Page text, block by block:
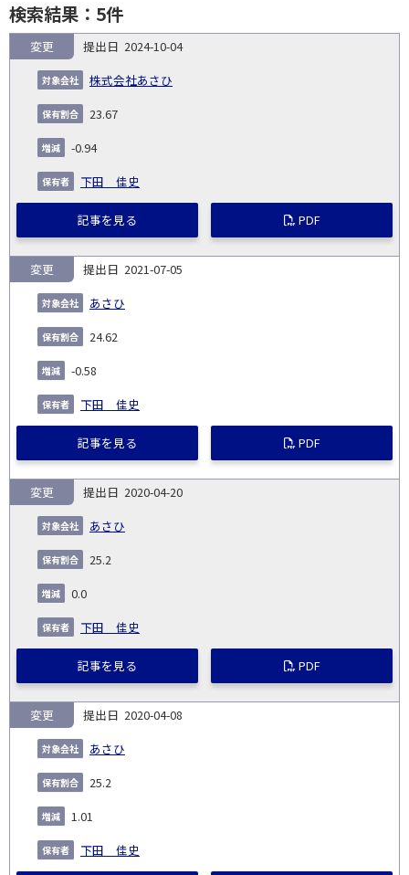
検索結果：5件
NO.
告
義
務
発
生
日
提
日
証券
対
2024-10-04
株式会社あさひ
変更
23.67
-0.94
下田 佳史
記事を見る PDF
2021-07-05
あさひ
変更
24.62
-0.58
下田 佳史
記事を見る PDF
2020-04-20
あさひ
変更
25.2
0.0
下田 佳史
記事を見る PDF
2020-04-08
あさひ
変更
25.2
1.01
下田 佳史